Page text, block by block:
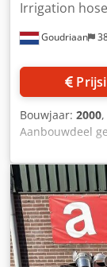
Goudriaan
Irrigation hose
Bouwjaar: 2000
Aanbouwdeel
2'' en 3'' • Met
losse stukken